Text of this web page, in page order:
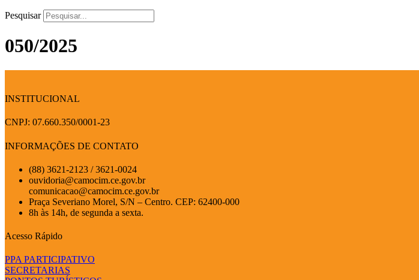
Pesquisar
050/2025
INSTITUCIONAL
CNPJ: 07.660.350/0001-23
INFORMAÇÕES DE CONTATO
(88) 3621-2123 / 3621-0024
ouvidoria@camocim.ce.gov.br
comunicacao@camocim.ce.gov.br
Praça Severiano Morel, S/N – Centro. CEP: 62400-000
8h às 14h, de segunda a sexta.
Acesso Rápido
PPA PARTICIPATIVO
SECRETARIAS